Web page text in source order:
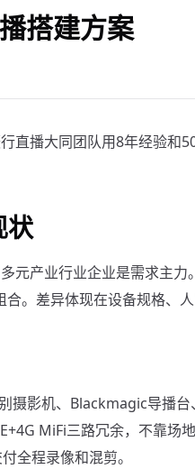
搭建方案
直播大同团队用8年经验和
状
元产业行业企业是需求主
。差异体现在设备规格、人
摄影机、Blackmagic导播
MiFi三路冗余，不靠场地
全程录像和混剪。